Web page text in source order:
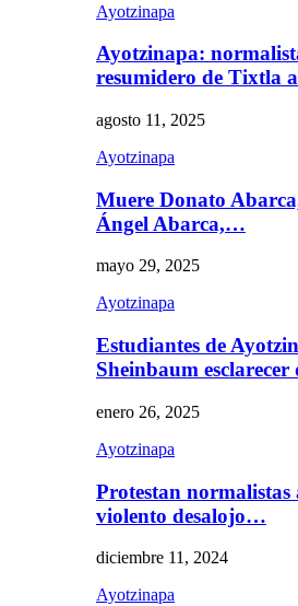
Ayotzinapa
Ayotzinapa:
resumidero de Tixtla
agosto 11, 2025
Ayotzinapa
Muere Donato
Ángel Abarca,…
mayo 29, 2025
Ayotzinapa
Estudiantes de
Sheinbaum
enero 26, 2025
Ayotzinapa
Protestan normalistas
violento desalojo…
diciembre 11, 2024
Ayotzinapa